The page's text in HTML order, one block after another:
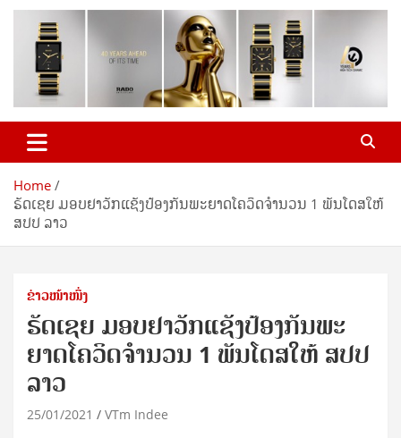
Home
ຣັດເຊຍ ມອບຢາວັກແຊັງປ້ອງກັນພະຍາດໂຄວິດຈຳນວນ 1 ພັນໂດສໃຫ້
ສປປ ລາວ
ຂ່າວໜ້າໜຶ່ງ
ຣັດເຊຍ ມອບຢາວັກແຊັງປ້ອງກັນພະ
ຍາດໂຄວິດຈຳນວນ 1 ພັນໂດສໃຫ້ ສປປ
ລາວ
25/01/2021 VTm Indee